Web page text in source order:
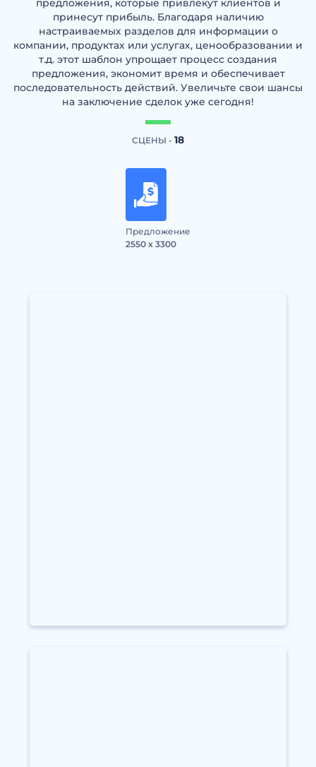
предложения, которые привлекут клиентов и
принесут прибыль. Благодаря наличию
настраиваемых разделов для информации о
компании, продуктах или услугах, ценообразовании и
т.д. этот шаблон упрощает процесс создания
предложения, экономит время и обеспечивает
последовательность действий. Увеличьте свои шансы
на заключение сделок уже сегодня!
СЦЕНЫ - 18
Предложение
2550 x 3300